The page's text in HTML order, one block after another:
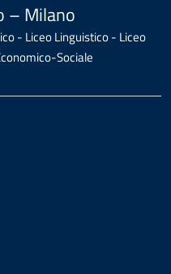
– Milano
- Liceo Linguistico - Liceo
Sociale